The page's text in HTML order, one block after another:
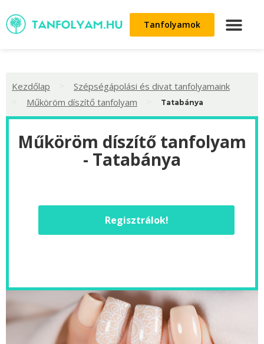
Tanfolyamok
Kezdőlap Szépségápolási és divat tanfolyamaink
Műköröm díszítő tanfolyam Tatabánya
Műköröm díszítő tanfolyam
- Tatabánya
Regisztrálok!